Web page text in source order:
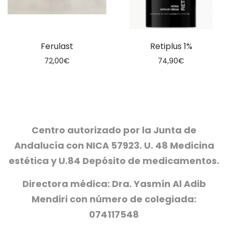
Ferulast
72,00€
Retiplus 1%
74,90€
Centro autorizado por la Junta de
Andalucía con NICA 57923. U. 48 Medicina
estética y U.84 Depósito de medicamentos.
Directora médica: Dra. Yasmín Al Adib
Mendiri con número de colegiada:
074117548